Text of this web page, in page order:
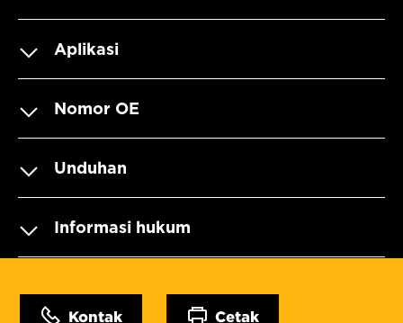
Aplikasi
Nomor OE
Unduhan
Informasi hukum
Kontak Cetak